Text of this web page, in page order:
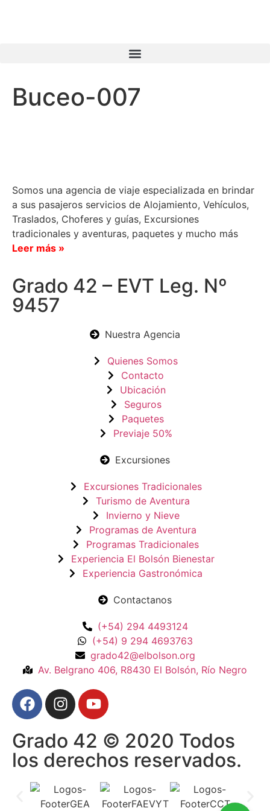
Buceo-007
Somos una agencia de viaje especializada en brindar
a sus pasajeros servicios de Alojamiento, Vehículos,
Traslados, Choferes y guías, Excursiones
tradicionales y aventuras, paquetes y mucho más
Leer más »
Grado 42 – EVT Leg. Nº
9457
Nuestra Agencia
Quienes Somos
Contacto
Ubicación
Seguros
Paquetes
Previaje 50%
Excursiones
Excursiones Tradicionales
Turismo de Aventura
Invierno y Nieve
Programas de Aventura
Programas Tradicionales
Experiencia El Bolsón Bienestar
Experiencia Gastronómica
Contactanos
(+54) 294 4493124
(+54) 9 294 4693763
grado42@elbolson.org
Av. Belgrano 406, R8430 El Bolsón, Río Negro
Grado 42 © 2020 Todos
los derechos reservados.